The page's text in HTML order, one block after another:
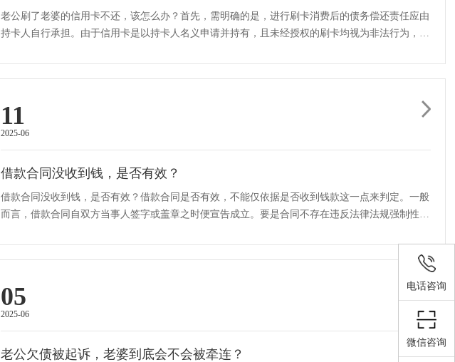
老公刷了老婆的信用卡不还，该怎么办？首先，需明确的是，进行刷卡消费后的债务偿还责任应由
持卡人自行承担。由于信用卡是以持卡人名义申请并持有，且未经授权的刷卡均视为非法行为，除
11
2025-06
借款合同没收到钱，是否有效？
借款合同没收到钱，是否有效？借款合同是否有效，不能仅依据是否收到钱款这一点来判定。一般
而言，借款合同自双方当事人签字或盖章之时便宣告成立。要是合同不存在违反法律法规强制性规
05
2025-06
老公欠债被起诉，老婆到底会不会被牵连？
电话咨询
微信咨询